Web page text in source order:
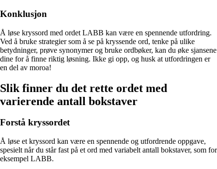
Konklusjon
Å løse kryssord med ordet LABB kan være en spennende utfordring.
Ved å bruke strategier som å se på kryssende ord, tenke på ulike
betydninger, prøve synonymer og bruke ordbøker, kan du øke sjansene
dine for å finne riktig løsning. Ikke gi opp, og husk at utfordringen er
en del av moroa!
Slik finner du det rette ordet med
varierende antall bokstaver
Forstå kryssordet
Å løse et kryssord kan være en spennende og utfordrende oppgave,
spesielt når du står fast på et ord med variabelt antall bokstaver, som for
eksempel LABB.